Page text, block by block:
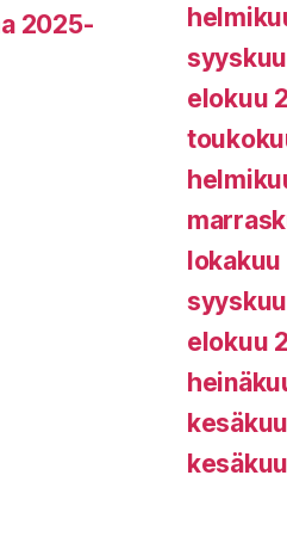
2025-
elokuu
elokuu